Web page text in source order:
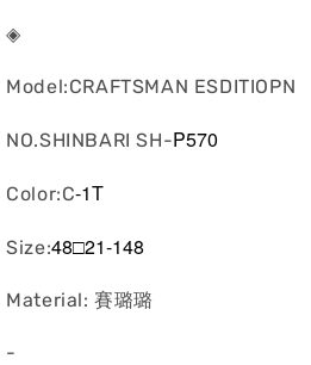
◈
Model:CRAFTSMAN ESDITIOPN
NO.SHINBARI SH-P570
Color:C-1T
Size:48□21-148
Material: 賽璐璐
-